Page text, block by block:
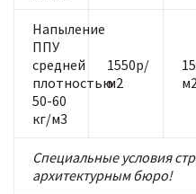
Напыление
ППУ
средней
плотностью
50-60
кг/м3
1550р/
м2
Специальные условия
архитектурным бюро!